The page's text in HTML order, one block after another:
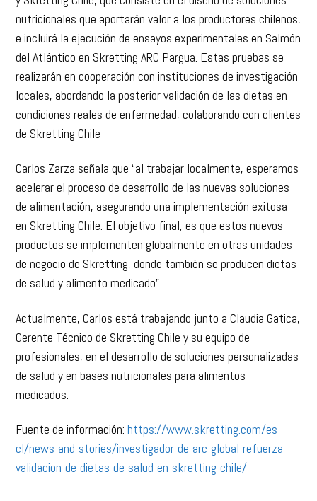
nutricionales que aportarán valor a los productores chilenos,
e incluirá la ejecución de ensayos experimentales en Salmón
del Atlántico en Skretting ARC Pargua. Estas pruebas se
realizarán en cooperación con instituciones de investigación
locales, abordando la posterior validación de las dietas en
condiciones reales de enfermedad, colaborando con clientes
de Skretting Chile
Carlos Zarza señala que “al trabajar localmente, esperamos
acelerar el proceso de desarrollo de las nuevas soluciones
de alimentación, asegurando una implementación exitosa
en Skretting Chile. El objetivo final, es que estos nuevos
productos se implementen globalmente en otras unidades
de negocio de Skretting, donde también se producen dietas
de salud y alimento medicado”.
Actualmente, Carlos está trabajando junto a Claudia Gatica,
Gerente Técnico de Skretting Chile y su equipo de
profesionales, en el desarrollo de soluciones personalizadas
de salud y en bases nutricionales para alimentos
medicados.
Fuente de información:https://www.skretting.com/es-
cl/news-and-stories/investigador-de-arc-global-refuerza-
validacion-de-dietas-de-salud-en-skretting-chile/